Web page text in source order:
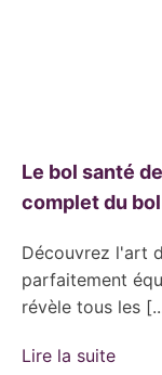
Le bol santé
complet du
Découvrez l'art
parfaitement
révèle tous les
Lire la suite